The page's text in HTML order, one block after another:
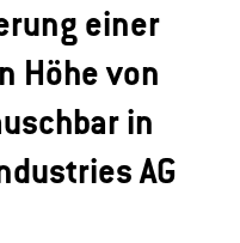
einer
Höhe von
in
AG